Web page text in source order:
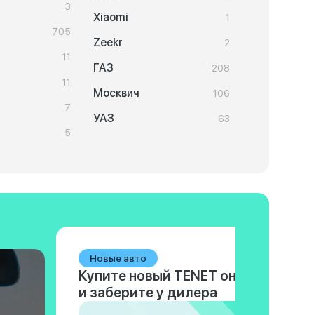
3
705
11
11
7
5
Xiaomi 1
Zeekr 2
ГАЗ 208
Москвич 106
УАЗ 63
Новые авто
Купите новый TENET онлайн
и заберите у дилера